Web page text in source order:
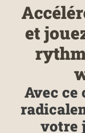
et
Avec ce
votre